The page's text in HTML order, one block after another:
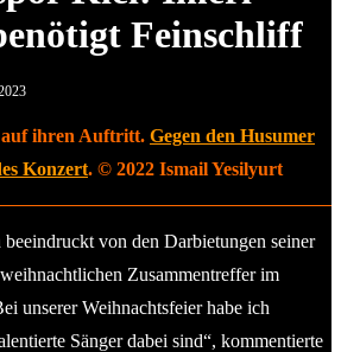
Feinschliff
ihren Auftritt. Gegen den Husumer
Konzert. © 2022 Ismail Yesilyurt
von den Darbietungen seiner
Zusammentreffer im
unserer Weihnachtsfeier habe ich
Sänger dabei sind“, kommentierte